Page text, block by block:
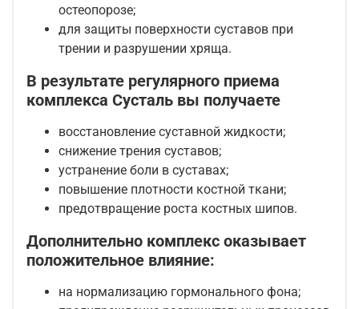
остеопорозе;
для защиты поверхности суставов при
трении и разрушении хряща.
В результате регулярного приема
комплекса Сусталь вы получаете
восстановление суставной жидкости;
снижение трения суставов;
устранение боли в суставах;
повышение плотности костной ткани;
предотвращение роста костных шипов.
Дополнительно комплекс оказывает
положительное влияние:
на нормализацию гормонального фона;